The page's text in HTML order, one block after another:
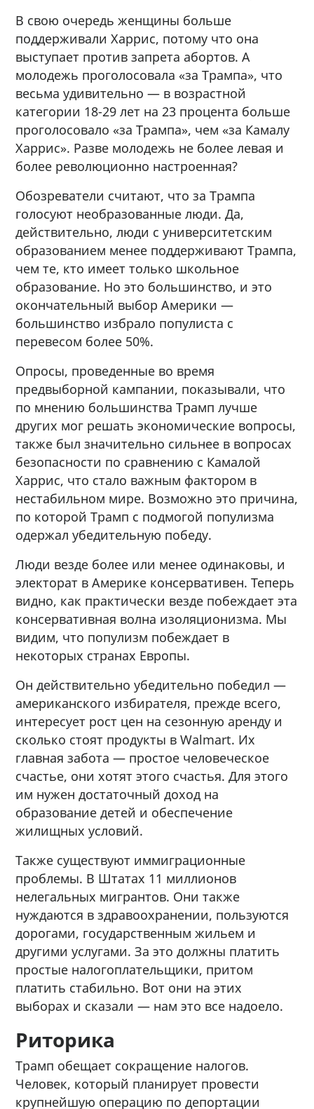
В свою очередь женщины больше
поддерживали Харрис, потому что она
выступает против запрета абортов. А
молодежь проголосовала «за Трампа», что
весьма удивительно — в возрастной
категории 18-29 лет на 23 процента больше
проголосовало «за Трампа», чем «за Камалу
Харрис». Разве молодежь не более левая и
более революционно настроенная?
Обозреватели считают, что за Трампа
голосуют необразованные люди. Да,
действительно, люди с университетским
образованием менее поддерживают Трампа,
чем те, кто имеет только школьное
образование. Но это большинство, и это
окончательный выбор Америки —
большинство избрало популиста с
перевесом более 50%.
Опросы, проведенные во время
предвыборной кампании, показывали, что
по мнению большинства Трамп лучше
других мог решать экономические вопросы,
также был значительно сильнее в вопросах
безопасности по сравнению с Камалой
Харрис, что стало важным фактором в
нестабильном мире. Возможно это причина,
по которой Трамп с подмогой популизма
одержал убедительную победу.
Люди везде более или менее одинаковы, и
электорат в Америке консервативен. Теперь
видно, как практически везде побеждает эта
консервативная волна изоляционизма. Мы
видим, что популизм побеждает в
некоторых странах Европы.
Он действительно убедительно победил —
американского избирателя, прежде всего,
интересует рост цен на сезонную аренду и
сколько стоят продукты в Walmart. Их
главная забота — простое человеческое
счастье, они хотят этого счастья. Для этого
им нужен достаточный доход на
образование детей и обеспечение
жилищных условий.
Также существуют иммиграционные
проблемы. В Штатах 11 миллионов
нелегальных мигрантов. Они также
нуждаются в здравоохранении, пользуются
дорогами, государственным жильем и
другими услугами. За это должны платить
простые налогоплательщики, притом
платить стабильно. Вот они на этих
выборах и сказали — нам это все надоело.
Риторика
Трамп обещает сокращение налогов.
Человек, который планирует провести
крупнейшую операцию по депортации